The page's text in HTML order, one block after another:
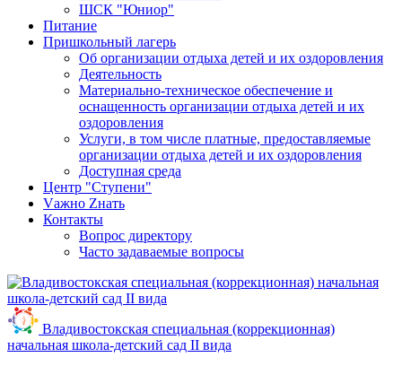
ШСК "Юниор"
Питание
Пришкольный лагерь
Об организации отдыха детей и их оздоровления
Деятельность
Материально-техническое обеспечение и
оснащенность организации отдыха детей и их
оздоровления
Услуги, в том числе платные, предоставляемые
организации отдыха детей и их оздоровления
Доступная среда
Центр "Ступени"
Vажно Zнать
Контакты
Вопрос директору
Часто задаваемые вопросы
Владивостокская специальная (коррекционная)
начальная школа-детский сад II вида